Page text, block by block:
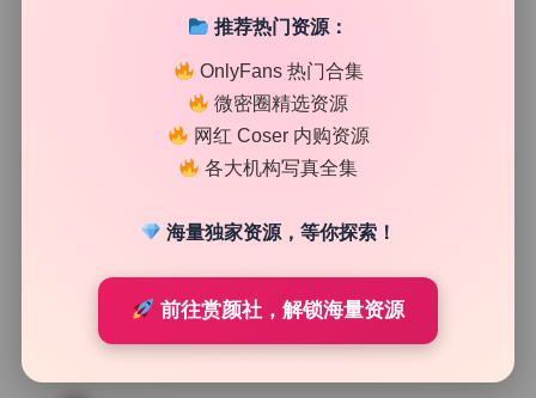
COS美图精选
奶芙酱EVA 写真合集6套 无水印原图 打包下载
推荐热门资源：
OnlyFans 热门合集
微密圈精选资源
网红 Coser 内购资源
各大机构写真全集
海量独家资源，等你探索！
前往赏颜社，解锁海量资源